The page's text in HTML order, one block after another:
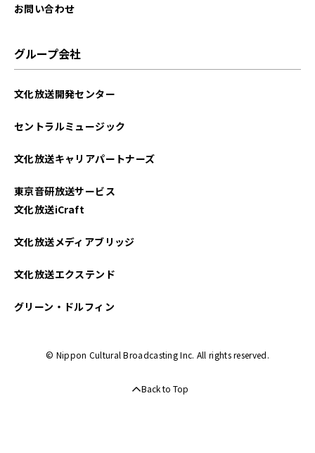
2023年09月
2023年03月
お問い合わせ
グループ会社
文化放送開発センター
セントラルミュージック
文化放送キャリアパートナーズ
東京音研放送サービス
文化放送iCraft
文化放送メディアブリッジ
文化放送エクステンド
グリーン・ドルフィン
© Nippon Cultural Broadcasting Inc. All rights reserved.
Back to Top